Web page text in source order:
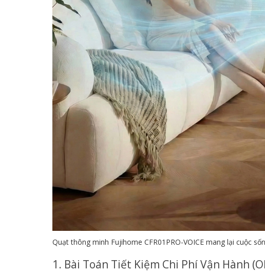
Quạt thông minh Fujihome CFR01PRO-VOICE mang lại cuộc
1. Bài Toán Tiết Kiệm Chi Phí Vận Hành